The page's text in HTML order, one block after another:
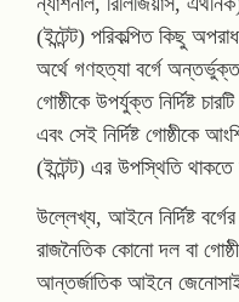
(ইন্টেন্ট) পরিকল্পিত কিছু
অর্থে গণহত্যা বর্গে
গোষ্ঠীকে উপর্যুক্ত নির্দিষ্ট
এবং সেই নির্দিষ্ট গোষ্ঠীকে
(ইন্টেন্ট) এর উপস্থিতি থাকতে
উল্লেখ্য, আইনে নির্দিষ্ট
রাজনৈতিক কোনো দল বা
আন্তর্জাতিক আইনে